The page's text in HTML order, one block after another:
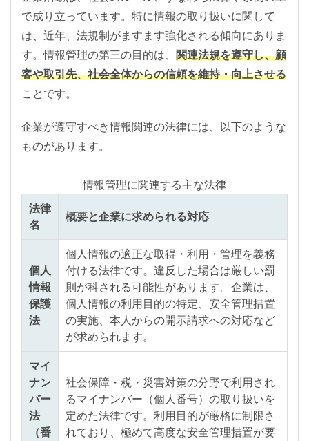
で成り立っています。特に情報の取り扱いに関して
は、近年、法規制がますます強化される傾向にありま
す。情報管理の第三の目的は、 関連法規を遵守し、顧
客や取引先、社会全体からの信頼を維持・向上させる
ことです。
企業が遵守すべき情報関連の法律には、以下のような
ものがあります。
情報管理に関連する主な法律
法律
名
概要と企業に求められる対応
個人
情報
保護
法
個人情報の適正な取得・利用・管理を義務
付ける法律です。違反した場合は厳しい罰
則が科される可能性があります。企業は、
個人情報の利用目的の特定、安全管理措置
の実施、本人からの開示請求への対応など
が求められます。
マイ
ナン
バー
法
（番
社会保障・税・災害対策の分野で利用され
るマイナンバー（個人番号）の取り扱いを
定めた法律です。利用目的が厳格に制限さ
れており、極めて高度な安全管理措置が要